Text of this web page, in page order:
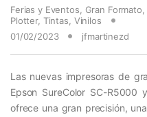
Ferias y Eventos, Gran Formato,
Plotter, Tintas, Vinilos
01/02/2023
jfmartinezd
Las nuevas impresoras de
Epson SureColor SC-R5000
ofrece una gran precisión,